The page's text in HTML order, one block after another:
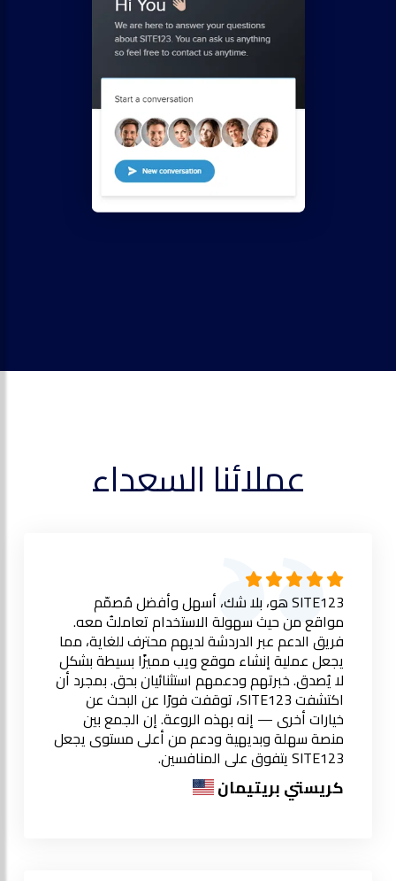
عملائنا السعداء
SITE123 هو، بلا شك، أسهل وأفضل مُصمّم
مواقع من حيث سهولة الاستخدام تعاملتُ معه.
فريق الدعم عبر الدردشة لديهم محترف للغاية، مما
يجعل عملية إنشاء موقع ويب مميزًا بسيطة بشكل
لا يُصدق. خبرتهم ودعمهم استثنائيان بحق. بمجرد أن
اكتشفت SITE123، توقفت فورًا عن البحث عن
خيارات أخرى — إنه بهذه الروعة. إن الجمع بين
منصة سهلة وبديهية ودعم من أعلى مستوى يجعل
SITE123 يتفوق على المنافسين.
كريستي بريتيمان